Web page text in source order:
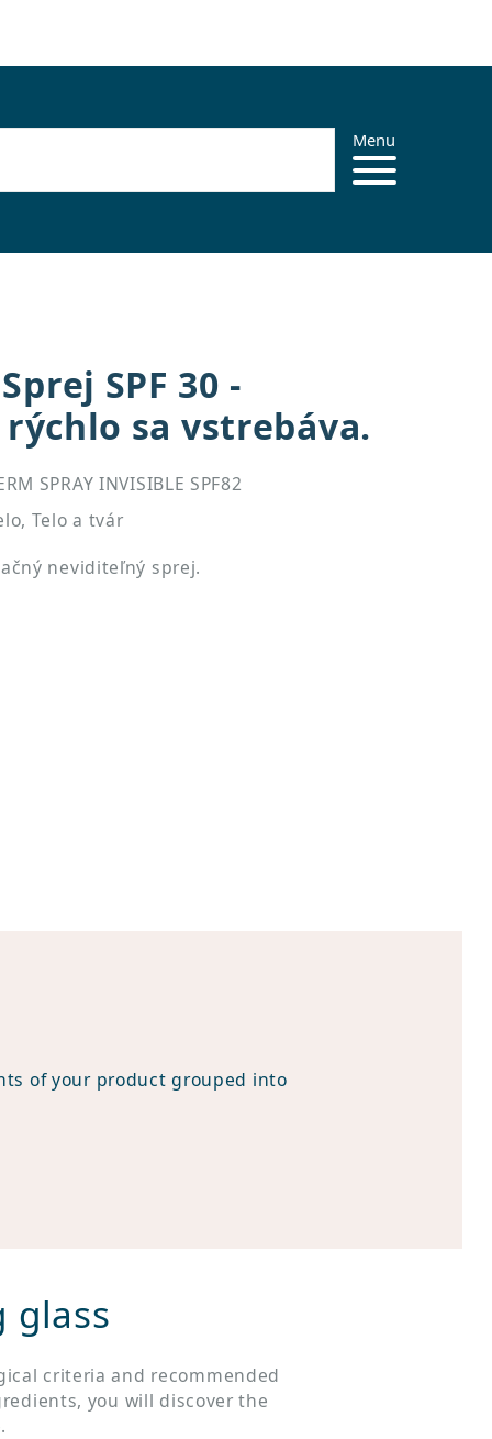
Menu
SPF 30 -
sa vstrebáva.
SPRAY INVISIBLE SPF82
Telo a tvár
neviditeľný sprej.
of your product grouped into
glass
criteria and recommended
you will discover the